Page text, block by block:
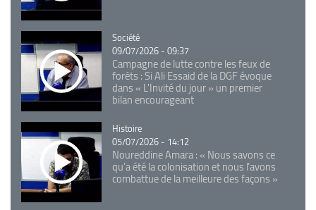
Catégorie
Société
09/07/2026 - 09:37
Campagne de lutte contre les feux de
forêts : Si Ali Essaid de la DGF évoque
dans « L'Invité du jour » un premier
bilan encourageant
Catégorie
Histoire
05/07/2026 - 14:12
Noureddine Amara : « Nous savons ce
qu’a été la colonisation et nous l’avons
combattue de la meilleure des façons »